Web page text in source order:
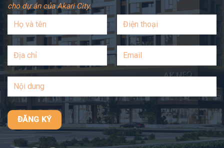
cho dự án của Akari City.